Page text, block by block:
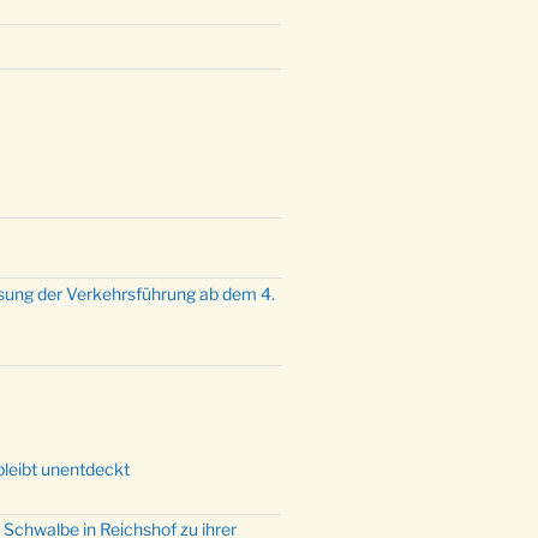
zu Silvester in der Kirche
der Verkehrsführung ab dem 4.
unentdeckt
in Reichshof zu ihrer